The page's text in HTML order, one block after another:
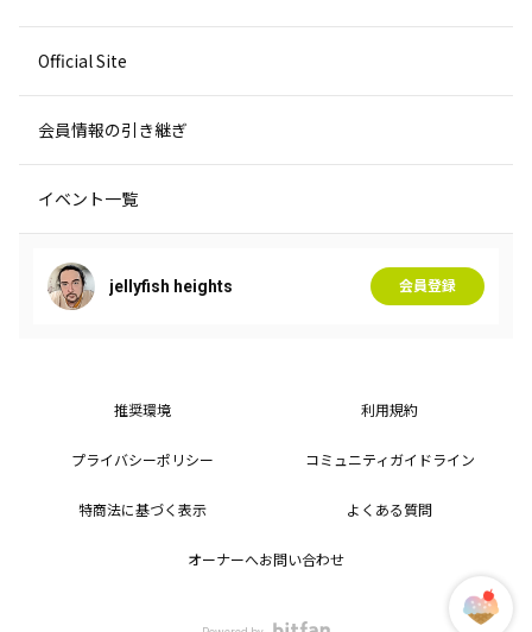
Official Site
会員情報の引き継ぎ
イベント一覧
jellyfish heights 会員登録
推奨環境 利用規約
プライバシーポリシー コミュニティガイドライン
特商法に基づく表示 よくある質問
オーナーへお問い合わせ